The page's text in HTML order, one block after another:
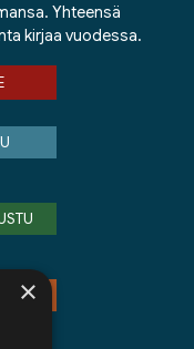
Yhteensä
kirjaa vuodessa.
×